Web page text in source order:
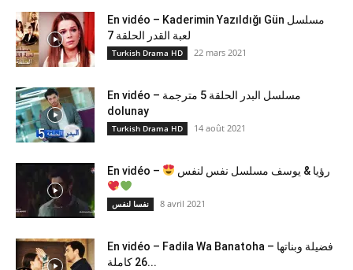
En vidéo – Kaderimin Yazıldığı Gün مسلسل
لعبة القدر الحلقة 7
Turkish Drama HD 22 mars 2021
En vidéo – مسلسل البدر الحلقة 5 مترجمة
dolunay
Turkish Drama HD 14 août 2021
En vidéo – رؤيا & يوسف مسلسل نفس لنفس
نفسا لنفس 8 avril 2021
En vidéo – Fadila Wa Banatoha – فضيلة وبناتها
26 كاملة...